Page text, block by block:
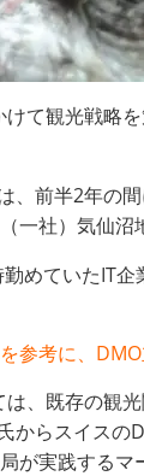
て観光戦略
、前半2年の
一社）気仙沼
めていたIT
参考に、 DMO
、既存の観
氏からスイス
が実践する